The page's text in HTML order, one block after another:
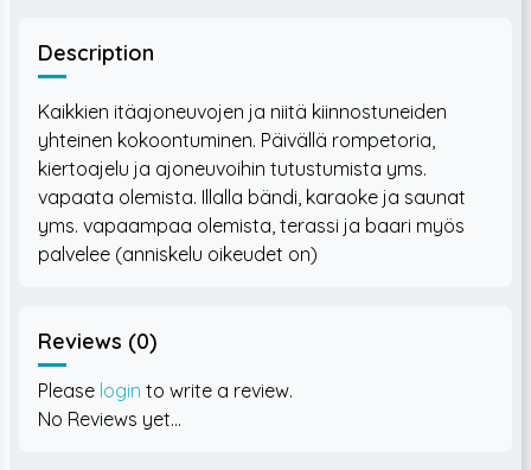
Description
Kaikkien itäajoneuvojen ja niitä kiinnostuneiden
yhteinen kokoontuminen. Päivällä rompetoria,
kiertoajelu ja ajoneuvoihin tutustumista yms.
vapaata olemista. Illalla bändi, karaoke ja saunat
yms. vapaampaa olemista, terassi ja baari myös
Reviews (0)
Please login to write a review.
No Reviews yet...